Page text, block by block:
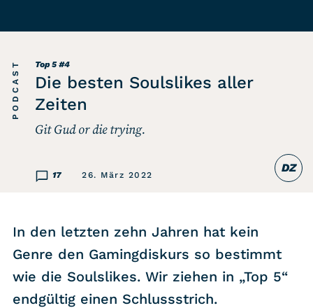
Hören
Alle Podcasts
WASTED WEEKLY
Last Game Standing
Top 5
Random
Top 5#4
Die besten Soulslikes aller
Zeiten
Git Gud or die trying.
17 26. März 2022
PODCAST
DZ
In den letzten zehn Jahren hat kein
Genre den Gamingdiskurs so bestimmt
wie die Soulslikes. Wir ziehen in „Top 5“
endgültig einen Schlussstrich.